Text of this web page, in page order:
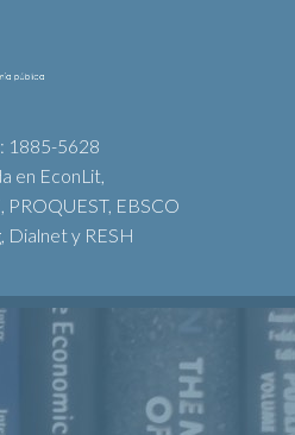
1885-5628
en EconLit,
PROQUEST, EBSCO
Dialnet y RESH